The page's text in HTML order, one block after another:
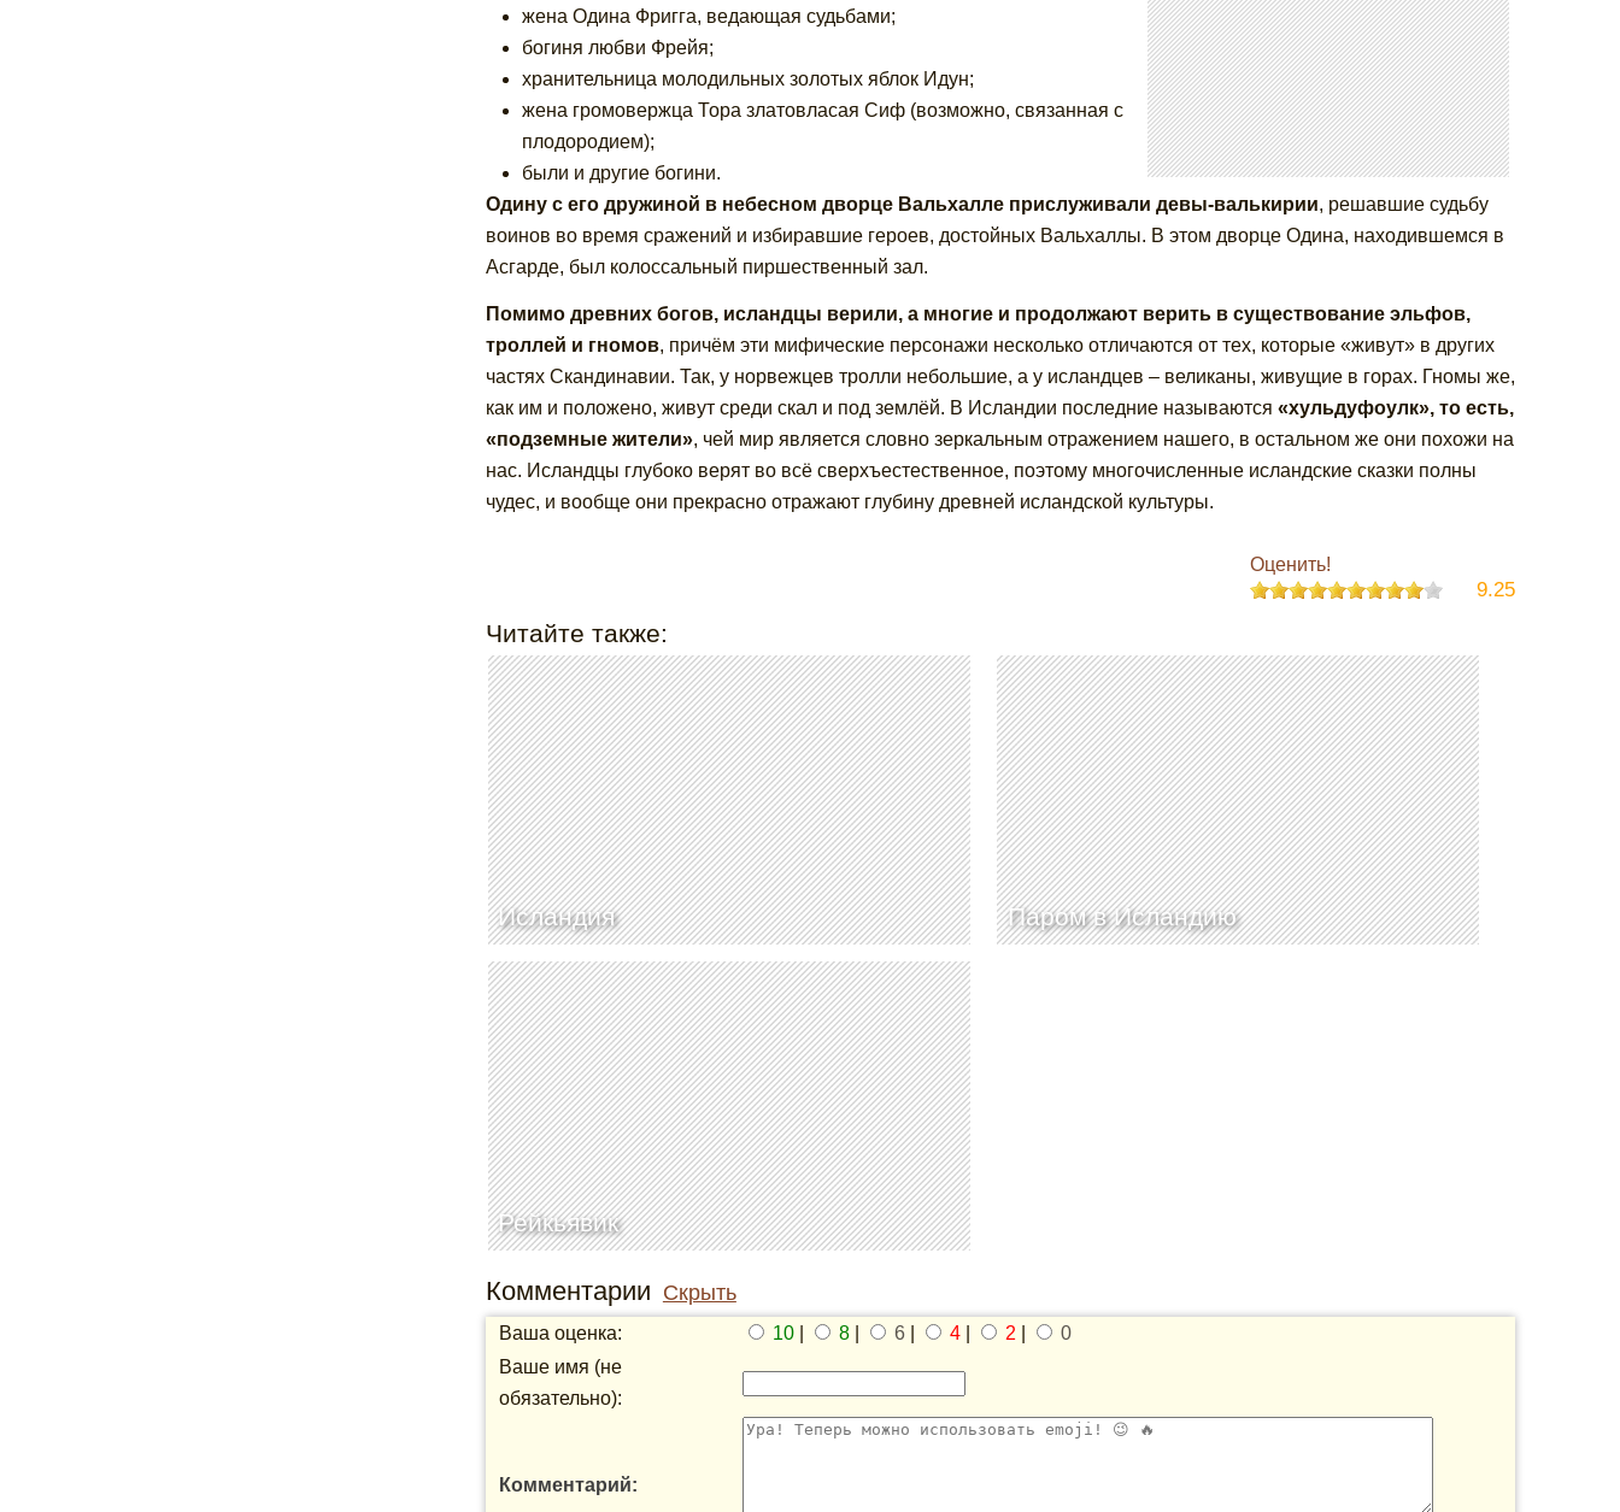
жена Одина Фригга, ведающая судьбами;
богиня любви Фрейя;
хранительница молодильных золотых яблок Идун;
жена громовержца Тора златовласая Сиф (возможно, связанная с
плодородием);
были и другие богини.
Одину с его дружиной в небесном дворце Вальхалле прислуживали девы-валькирии, решавшие судьбу
воинов во время сражений и избиравшие героев, достойных Вальхаллы. В этом дворце Одина, находившемся в
Асгарде, был колоссальный пиршественный зал.
Помимо древних богов, исландцы верили, а многие и продолжают верить в существование эльфов,
троллей и гномов, причём эти мифические персонажи несколько отличаются от тех, которые «живут» в других
частях Скандинавии. Так, у норвежцев тролли небольшие, а у исландцев – великаны, живущие в горах. Гномы же,
как им и положено, живут среди скал и под землёй. В Исландии последние называются «хульдуфоулк», то есть,
«подземные жители», чей мир является словно зеркальным отражением нашего, в остальном же они похожи на
нас. Исландцы глубоко верят во всё сверхъестественное, поэтому многочисленные исландские сказки полны
чудес, и вообще они прекрасно отражают глубину древней исландской культуры.
Оценить!
9.25
Читайте также:
Исландия Паром в Исландию
Рейкьявик
Комментарии Скрыть
Ваша оценка: 10| 8| 6| 4| 2
0
Ваше имя (не
обязательно):
Комментарий: